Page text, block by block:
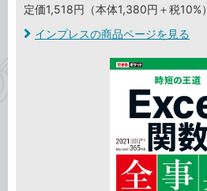
定価1,518円（本体1,380円＋税10%）
インプレスの商品ページを見る